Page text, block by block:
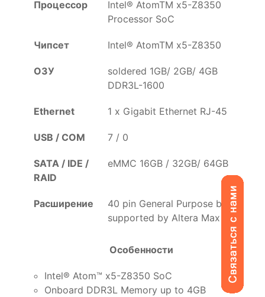
Процессор
Intel® AtomTM x5-Z8350
Processor SoC
Чипсет Intel® AtomTM x5-Z8350
ОЗУ
soldered 1GB/ 2GB/ 4GB
DDR3L-1600
Ethernet 1 x Gigabit Ethernet RJ-45
USB / COM 7 / 0
SATA / IDE /
RAID
eMMC 16GB / 32GB/ 64GB
Расширение
40 pin General Purpose bus,
supported by Altera Max V
Особенности
Intel® Atom™ x5-Z8350 SoC
Onboard DDR3L Memory up to 4GB